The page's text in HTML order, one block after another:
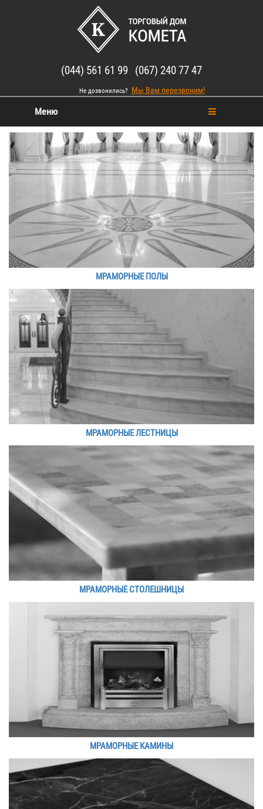
(044) 561 61 99 (067) 240 77 47
Не дозвонились? Мы Вам перезвоним!
Меню
МРАМОРНЫЕ ПОЛЫ
МРАМОРНЫЕ ЛЕСТНИЦЫ
МРАМОРНЫЕ СТОЛЕШНИЦЫ
МРАМОРНЫЕ КАМИНЫ